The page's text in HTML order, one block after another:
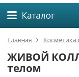
Каталог
Главная Косметика
ЖИВОЙ
телом